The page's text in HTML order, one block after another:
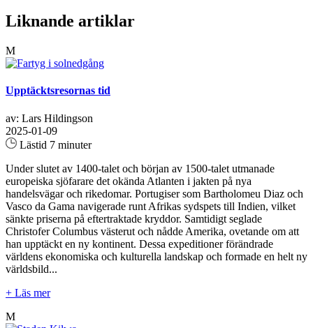
Liknande artiklar
M
Upptäcktsresornas tid
av: Lars Hildingson
2025-01-09
Lästid 7 minuter
Under slutet av 1400-talet och början av 1500-talet utmanade
europeiska sjöfarare det okända Atlanten i jakten på nya
handelsvägar och rikedomar. Portugiser som Bartholomeu Diaz och
Vasco da Gama navigerade runt Afrikas sydspets till Indien, vilket
sänkte priserna på eftertraktade kryddor. Samtidigt seglade
Christofer Columbus västerut och nådde Amerika, ovetande om att
han upptäckt en ny kontinent. Dessa expeditioner förändrade
världens ekonomiska och kulturella landskap och formade en helt ny
världsbild...
+ Läs mer
M